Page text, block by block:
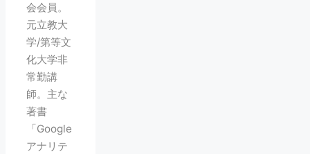
会会員。
元立教大
学/第等文
化大学非
常勤講
師。主な
著書
「Google
アナリテ